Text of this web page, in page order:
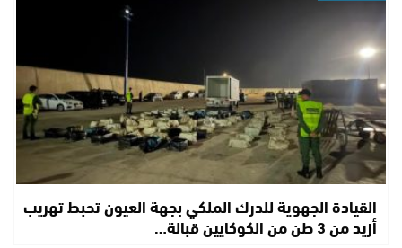
القيادة الجهوية للدرك الملكي بجهة العيون تحبط تهريب
أزيد من 3 طن من الكوكايين قبالة…